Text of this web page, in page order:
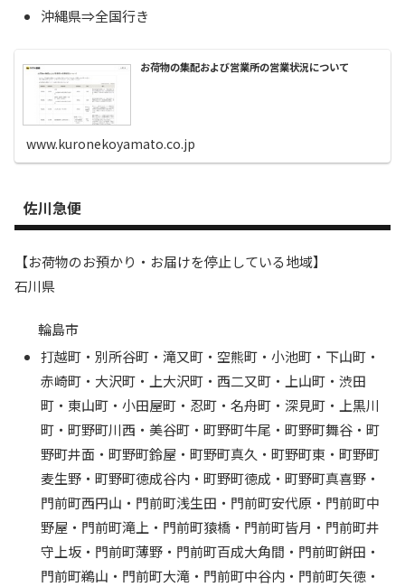
沖縄県⇒全国行き
お荷物の集配および営業所の営業状況について
www.kuronekoyamato.co.jp
佐川急便
【お荷物のお預かり・お届けを停止している地域】
石川県
輪島市
打越町・別所谷町・滝又町・空熊町・小池町・下山町・
赤崎町・大沢町・上大沢町・西二又町・上山町・渋田
町・東山町・小田屋町・忍町・名舟町・深見町・上黒川
町・町野町川西・美谷町・町野町牛尾・町野町舞谷・町
野町井面・町野町鈴屋・町野町真久・町野町東・町野町
麦生野・町野町徳成谷内・町野町徳成・町野町真喜野・
門前町西円山・門前町浅生田・門前町安代原・門前町中
野屋・門前町滝上・門前町猿橋・門前町皆月・門前町井
守上坂・門前町薄野・門前町百成大角間・門前町餅田・
門前町鵜山・門前町大滝・門前町中谷内・門前町矢徳・